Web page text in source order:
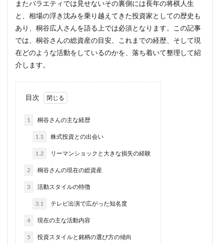
またバラエティでは見せないその裏側には長年の将棋人生
と、相場の浮き沈みを乗り越えてきた投資家としての歴史も
あり、桐谷広人さんを語る上では必須となります。この記事
では、桐谷さんの総資産の目安、これまでの経歴、そして現
在どのような活動をしているのかを、落ち着いて整理して紹
介します。
目次
1 桐谷さんの主な経歴
1.1 株式投資との出会い
1.2 リーマンショックと大きな損失の経験
2 桐谷さんの現在の総資産
3 活動スタイルの特徴
3.1 テレビ出演で広がった知名度
4 現在の主な活動内容
5 投資スタイルと銘柄の選び方の傾向